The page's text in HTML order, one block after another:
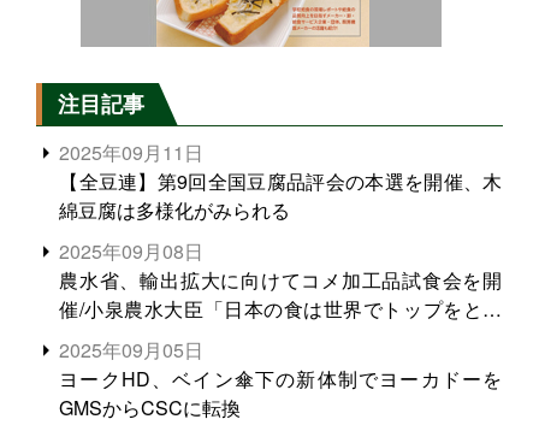
注目記事
2025年09月11日
【全豆連】第9回全国豆腐品評会の本選を開催、木
綿豆腐は多様化がみられる
2025年09月08日
農水省、輸出拡大に向けてコメ加工品試食会を開
催/小泉農水大臣「日本の食は世界でトップをとれ
る。米増産に向けて、米輸出需要の拡大を」
2025年09月05日
ヨークHD、ベイン傘下の新体制でヨーカドーを
GMSからCSCに転換